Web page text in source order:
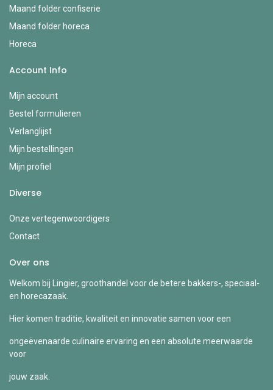
Maand folder confiserie
Maand folder horeca
Horeca
Account Info
Mijn account
Bestel formulieren
Verlanglijst
Mijn bestellingen
Mijn profiel
Diverse
Onze vertegenwoordigers
Contact
Over ons
Welkom bij Lingier, groothandel voor de betere bakkers-, speciaal-
en horecazaak.
Hier komen traditie, kwaliteit en innovatie samen voor een
ongeëvenaarde culinaire ervaring en een absolute meerwaarde
voor
jouw zaak.